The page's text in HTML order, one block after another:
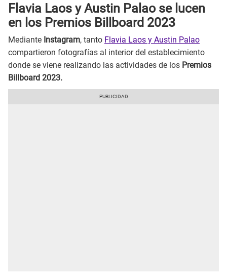
Flavia Laos y Austin Palao se lucen
en los Premios Billboard 2023
Mediante Instagram, tanto Flavia Laos y Austin Palao
compartieron fotografías al interior del establecimiento
donde se viene realizando las actividades de los Premios
Billboard 2023.